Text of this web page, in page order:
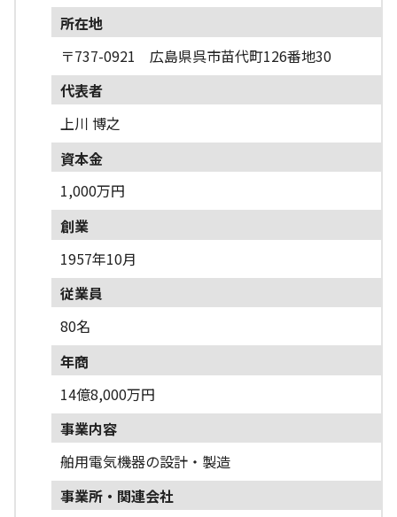
所在地
〒737-0921 広島県呉市苗代町126番地30
代表者
上川 博之
資本金
1,000万円
創業
1957年10月
従業員
80名
年商
14億8,000万円
事業内容
舶用電気機器の設計・製造
事業所・関連会社